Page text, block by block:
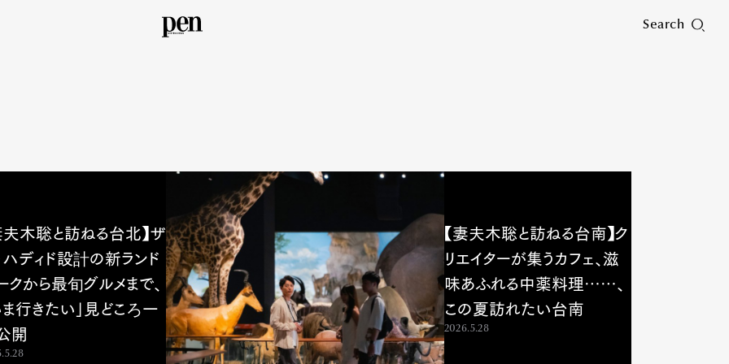
Search
夫木聡と訪ねる台北】ザ
ハディド設計の新ランド
クから最旬グルメまで、
ま行きたい」見どころ一
開
【妻夫木聡と訪ねる台南】ク
リエイターが集うカフェ、滋
味あふれる中薬料理……、
この夏訪れたい台南
2026.5.28